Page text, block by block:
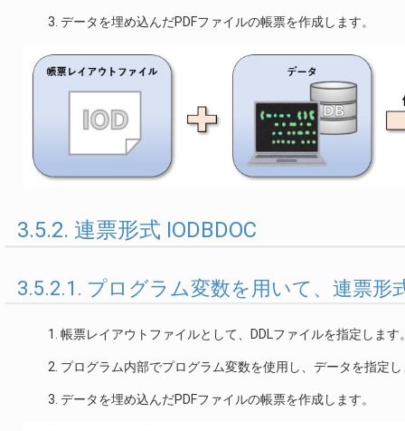
データを埋め込んだPDFファイルの帳票を作成します。
3.5.2. 連票形式 IODBDOC
3.5.2.1. プログラム変数を用いて、連票形
帳票レイアウトファイルとして、DDLファイルを指定します
プログラム内部でプログラム変数を使用し、データを指定
データを埋め込んだPDFファイルの帳票を作成します。